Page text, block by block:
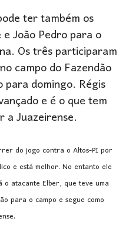
ter também os
João Pedro para o
Os três participaram
campo do Fazendão
para domingo. Régis
e é o que tem
a Juazeirense.
do jogo contra o Altos-PI por
e está melhor. No entanto ele
atacante Elber, que teve uma
para o campo e segue como